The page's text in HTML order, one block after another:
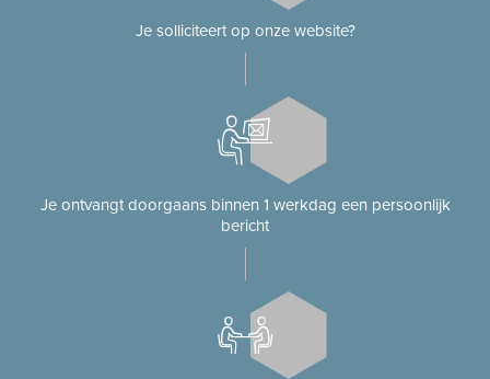
Je solliciteert op onze website?
Je ontvangt doorgaans binnen 1 werkdag een persoonlijk
bericht